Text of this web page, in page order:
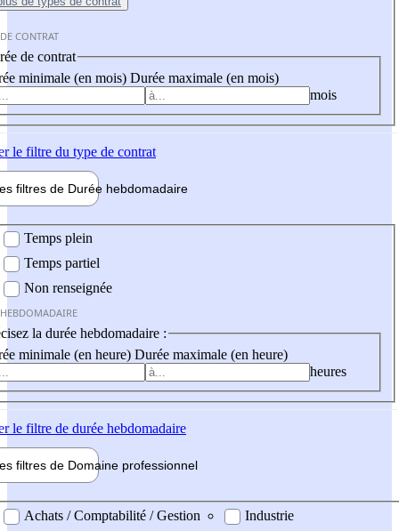
CONTRAT
de contrat
minimale (en mois) Durée maximale (en mois)
mois
le filtre du type de contrat
filtres de Durée hebdomadaire
Temps plein
Temps partiel
Non renseignée
la durée hebdomadaire :
minimale (en heure) Durée maximale (en heure)
heures
le filtre de durée hebdomadaire
filtres de Domaine professionnel
professionel
Achats / Comptabilité / Gestion
Industrie